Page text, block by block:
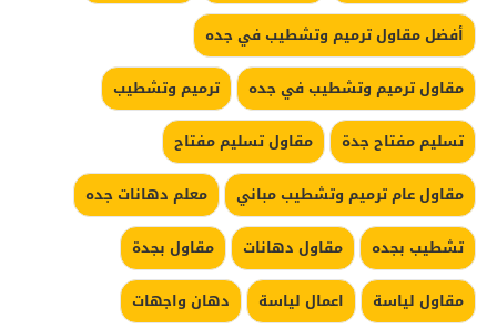
أفضل مقاول ترميم وتشطيب في جده
مقاول ترميم وتشطيب في جده
ترميم وتشطيب
تسليم مفتاح جدة
مقاول تسليم مفتاح
مقاول عام ترميم وتشطيب مباني
معلم دهانات جده
تشطيب بجده
مقاول دهانات
مقاول بجدة
مقاول لياسة
اعمال لياسة
دهان واجهات